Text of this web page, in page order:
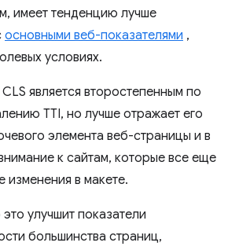
имеет тенденцию лучше
основными веб-показателями ,
условиях.
является второстепенным по
TTI, но лучше отражает его
элемента веб-страницы и в
к сайтам, которые все еще
в макете.
улучшит показатели
большинства страниц,